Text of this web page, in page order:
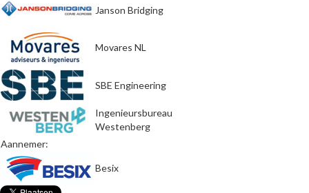
Janson Bridging
Movares NL
SBE Engineering
Ingenieursbureau
Westenberg
Aannemer:
Besix